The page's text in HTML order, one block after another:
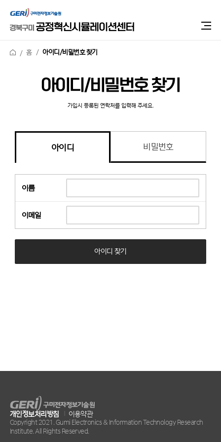
홈 아이디/비밀번호 찾기
아이디/비밀번호 찾기
가입시 등록된 연락처를 입력해 주세요.
아이디 비밀번호
이름
이메일
아이디 찾기
개인정보처리방침 이용약관
Copyright 2021. Gumi Electronics & Information Technology Research
Institute. All Rights Reserved.